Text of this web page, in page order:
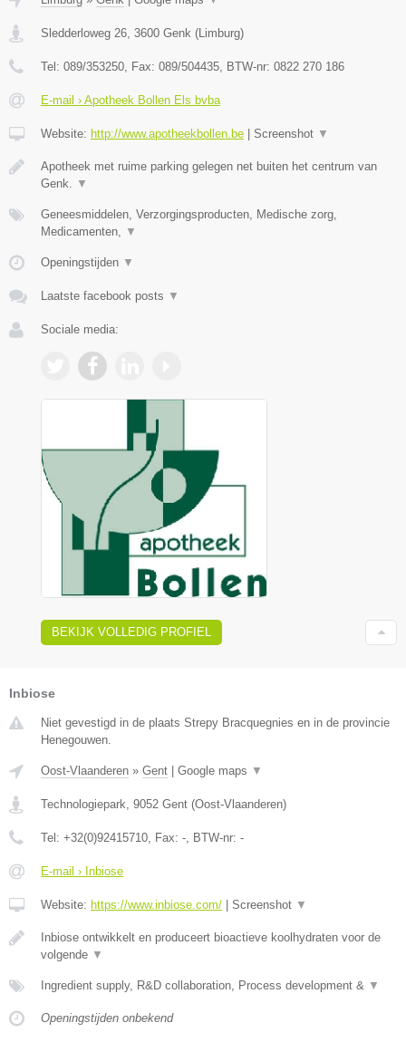
Sledderloweg 26 3600 Genk ( Limburg)
Tel: 089/353250 , Fax: 089/504435 , BTW-nr: 0822 270 186
E-mail › Apotheek Bollen Els bvba
Website: http://www.apotheekbollen.be Screenshot ▼
Apotheek met ruime parking gelegen net buiten het centrum van
Genk.
▼
Geneesmiddelen, Verzorgingsproducten, Medische zorg,
Medicamenten,
▼
Openingstijden ▼
Laatste facebook posts ▼
Sociale media:
BEKIJK VOLLEDIG PROFIEL
Inbiose
Niet gevestigd in de plaats Strepy Bracquegnies en in de provincie
Henegouwen.
Oost-Vlaanderen » Gent Google maps ▼
Technologiepark, 9052 Gent (Oost-Vlaanderen)
Tel: +32(0)92415710, Fax: -, BTW-nr: -
E-mail › Inbiose
Website: https://www.inbiose.com/ Screenshot ▼
Inbiose ontwikkelt en produceert bioactieve koolhydraten voor de
volgende ▼
Ingredient supply, R&D collaboration, Process development & ▼
Openingstijden onbekend